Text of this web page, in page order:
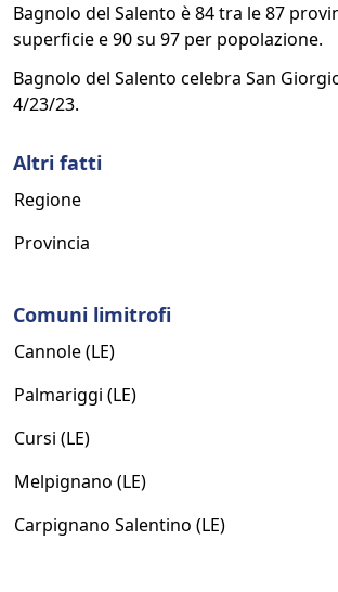
Bagnolo del Salento è 84 tra le 87
superficie e 90 su 97 per popolazione.
Bagnolo del Salento celebra San
4/23/23.
Altri fatti
Regione
Provincia
Comuni limitrofi
Cannole (LE)
Palmariggi (LE)
Cursi (LE)
Melpignano (LE)
Carpignano Salentino (LE)